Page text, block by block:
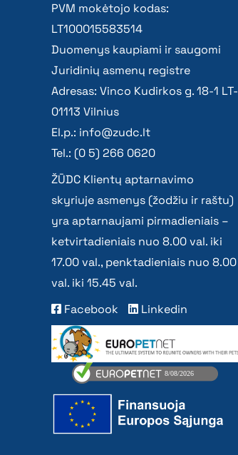
PVM mokėtojo kodas:
LT100015583514
Duomenys kaupiami ir saugomi
Juridinių asmenų registre
Adresas: Vinco Kudirkos g. 18-1 LT-
01113 Vilnius
El.p.: info@zudc.lt
Tel.: (0 5) 266 0620
ŽŪDC Klientų aptarnavimo
skyriuje asmenys (žodžiu ir raštu)
yra aptarnaujami pirmadieniais –
ketvirtadieniais nuo 8.00 val. iki
17.00 val., penktadieniais nuo 8.00
val. iki 15.45 val.
Facebook
Linkedin